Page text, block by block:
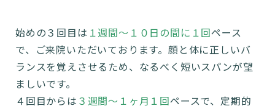
始めの３回目は １週間〜１０日の間に１回ペース
で、ご来院いただいております。顔と体に正しいバ
ランスを覚えさせるため、なるべく短いスパンが望
ましいです。
４回目からは ３週間〜１ヶ月１回ペースで、定期的